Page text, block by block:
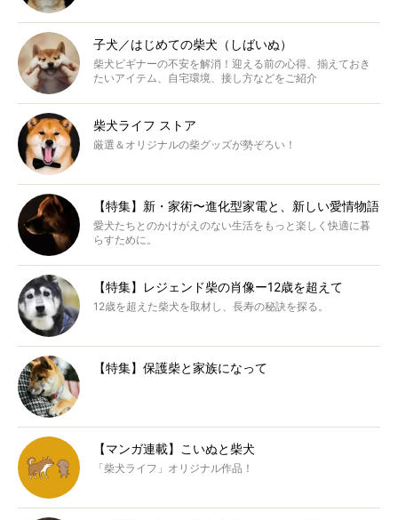
子犬／はじめての柴犬（しばいぬ）
柴犬ビギナーの不安を解消！迎える前の心得、揃えておき
たいアイテム、自宅環境、接し方などをご紹介
柴犬ライフ ストア
厳選＆オリジナルの柴グッズが勢ぞろい！
【特集】新・家術〜進化型家電と、新しい愛情物語
愛犬たちとのかけがえのない生活をもっと楽しく快適に暮
らすために。
【特集】レジェンド柴の肖像ー12歳を超えて
12歳を超えた柴犬を取材し、長寿の秘訣を探る。
【特集】保護柴と家族になって
【マンガ連載】こいぬと柴犬
「柴犬ライフ」オリジナル作品！